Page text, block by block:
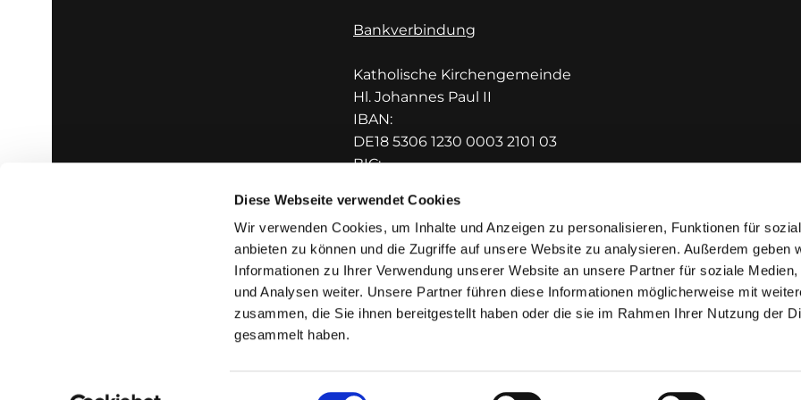
Diese Webseite verwendet Cookies
Wir verwenden Cookies, um Inhalte und Anzeigen zu personalisieren, Funktionen für
anbieten zu können und die Zugriffe auf unsere Website zu analysieren. Außerdem geben
Informationen zu Ihrer Verwendung unserer Website an unsere Partner für soziale Medien,
und Analysen weiter. Unsere Partner führen diese Informationen möglicherweise mit
zusammen, die Sie ihnen bereitgestellt haben oder die sie im Rahmen Ihrer Nutzung der
gesammelt haben.
Einwilligungsauswahl
Bankverbindung
Katholische Kirchengemeinde
Hl. Johannes Paul II
IBAN:
DE18 5306 1230 0003 2101 03
BIC:
Impressum Datenschutzerklärung ChurchDesk-